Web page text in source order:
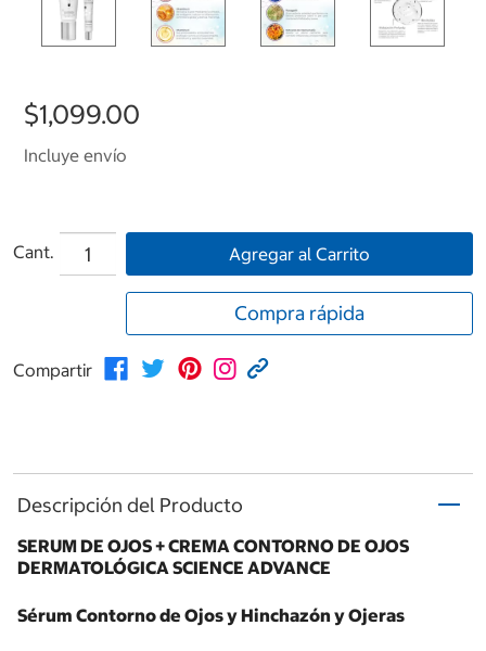
$1,099.00
Incluye envío
Cant. Agregar al Carrito
Compra rápida
Compartir
Descripción del Producto
SERUM DE OJOS + CREMA CONTORNO DE OJOS
DERMATOLÓGICA SCIENCE ADVANCE
Sérum Contorno de Ojos y Hinchazón y Ojeras